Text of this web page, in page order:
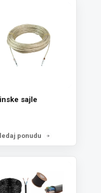
sajle
ponudu